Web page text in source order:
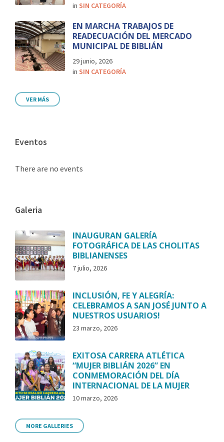
in SIN CATEGORÍA
EN MARCHA TRABAJOS DE
READECUACIÓN DEL MERCADO
MUNICIPAL DE BIBLIÁN
29 junio, 2026
in SIN CATEGORÍA
VER MÁS
Eventos
There are no events
Galeria
INAUGURAN GALERÍA
FOTOGRÁFICA DE LAS CHOLITAS
BIBLIANENSES
7 julio, 2026
INCLUSIÓN, FE Y ALEGRÍA:
CELEBRAMOS A SAN JOSÉ JUNTO A
NUESTROS USUARIOS!
23 marzo, 2026
EXITOSA CARRERA ATLÉTICA
“MUJER BIBLIÁN 2026” EN
CONMEMORACIÓN DEL DÍA
INTERNACIONAL DE LA MUJER
10 marzo, 2026
MORE GALLERIES